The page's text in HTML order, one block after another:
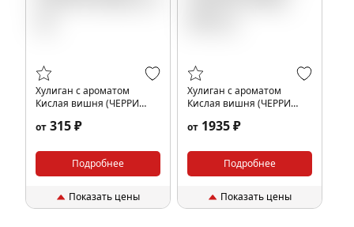
Хулиган с ароматом
Кислая вишня (ЧЕРРИ
от 315 ₽
Подробнее
Показать цены
Хулиган с ароматом
Кислая вишня (ЧЕРРИ
от 1935 ₽
Подробнее
Показать цены